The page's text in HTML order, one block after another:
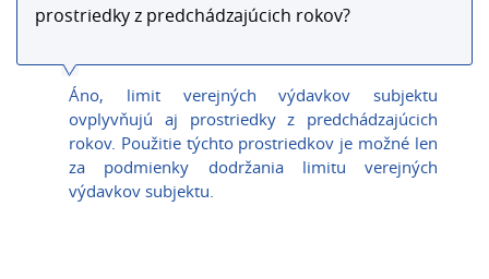
prostriedky z predchádzajúcich rokov?
Áno, limit verejných výdavkov subjektu
ovplyvňujú aj prostriedky z predchádzajúcich
rokov. Použitie týchto prostriedkov je možné len
za podmienky dodržania limitu verejných
výdavkov subjektu.